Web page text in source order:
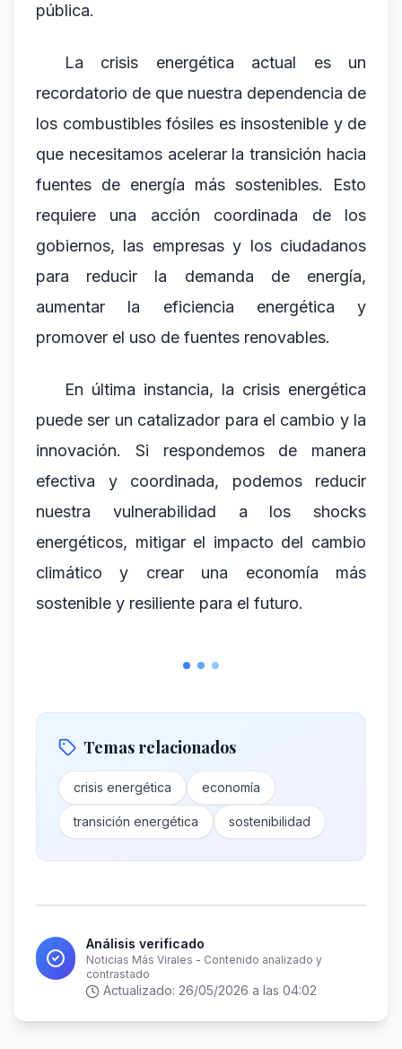
pública.
La crisis energética actual es un
recordatorio de que nuestra dependencia de
los combustibles fósiles es insostenible y de
que necesitamos acelerar la transición hacia
fuentes de energía más sostenibles. Esto
requiere una acción coordinada de los
gobiernos, las empresas y los ciudadanos
para reducir la demanda de energía,
aumentar la eficiencia energética y
promover el uso de fuentes renovables.
En última instancia, la crisis energética
puede ser un catalizador para el cambio y la
innovación. Si respondemos de manera
efectiva y coordinada, podemos reducir
nuestra vulnerabilidad a los shocks
energéticos, mitigar el impacto del cambio
climático y crear una economía más
sostenible y resiliente para el futuro.
Temas relacionados
crisis energética economía
transición energética sostenibilidad
Análisis verificado
Noticias Más Virales - Contenido analizado y
contrastado
Actualizado: 26/05/2026 a las 04:02